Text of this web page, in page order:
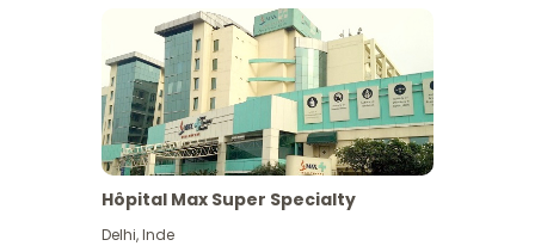
Hôpital Max Super Specialty
Delhi,Inde